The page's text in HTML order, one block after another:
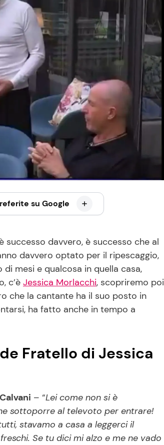
su Google
successo davvero, è successo che al
davvero optato per il ripescaggio,
mesi e qualcosa in quella casa,
c’è Jessica Morlacchi, scopriremo poi
che la cantante ha il suo posto in
ha fatto anche in tempo a
Fratello di Jessica
– “Lei come non si è
sottoporre al televoto per entrare!
stavamo a casa a leggerci il
Se tu dici mi alzo e me ne vado